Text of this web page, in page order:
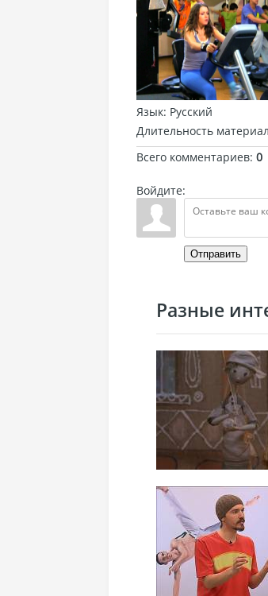
Язык: Русский
Длительность
Всего комментариев: 0
Войдите:
Отправить
Разные